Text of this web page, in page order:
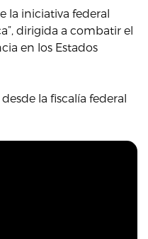
la iniciativa federal
dirigida a combatir el
en los Estados
la fiscalía federal